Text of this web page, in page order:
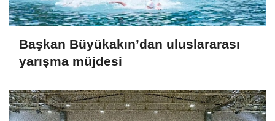
Başkan Büyükakın’dan uluslararası
yarışma müjdesi